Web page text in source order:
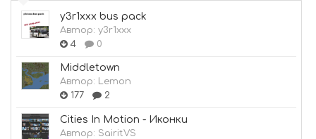
y3r1xxx bus pack
Автор: y3r1xxx
4
0
Middletown
Автор: Lemon
177
2
Cities In Motion - Иконки
Автор: SairitVS